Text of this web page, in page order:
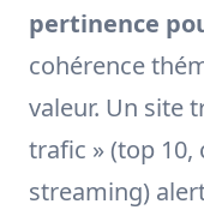
pertinence
cohérence
valeur. Un site
traﬁc » (top
streaming)